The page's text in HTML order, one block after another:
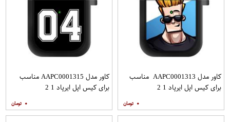
کاور مدل AAPC0001313 مناسب
برای کیس اپل ایرپاد 1 2
۰
کاور مدل AAPC0001315 مناسب
برای کیس اپل ایرپاد 1 2
۰